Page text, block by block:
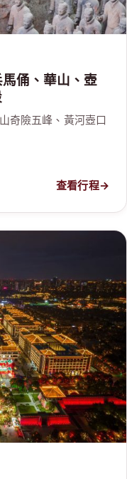
俑、華山、壺
奇險五峰、黃河壺口
查看行程→